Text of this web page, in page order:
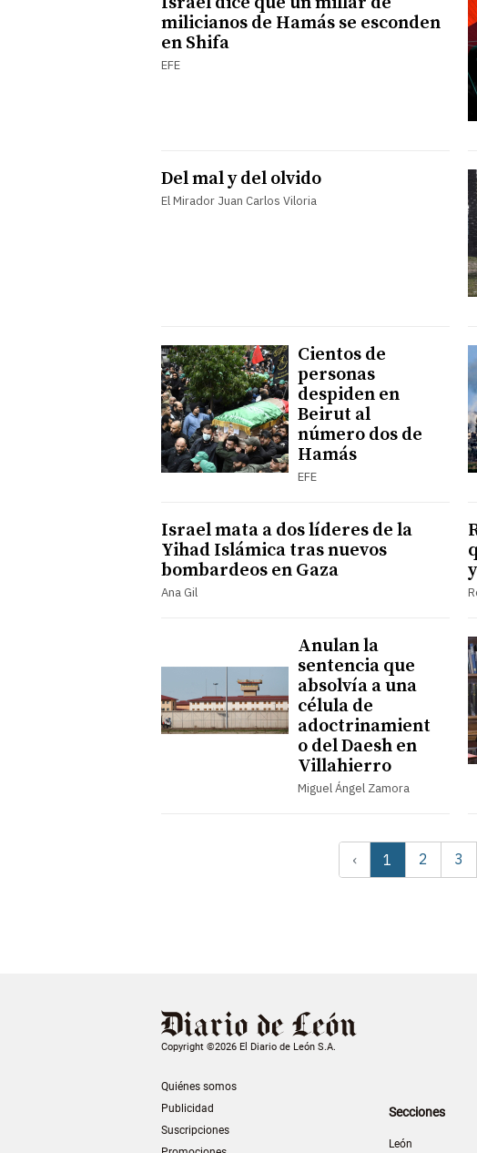
milicianos de Hamás se esconden
en Shifa
EFE
Del mal y del olvido
El Mirador Juan Carlos Viloria
Cientos de
personas
despiden en
Beirut al
número dos de
Hamás
EFE
Israel mata a dos líderes de la
Yihad Islámica tras nuevos
bombardeos en Gaza
Ana Gil
Anulan la
sentencia que
absolvía a una
célula de
adoctrinamient
o del Daesh en
Villahierro
Miguel Ángel Zamora
‹ 1 2 3
Copyright ©2026 El Diario de León S.A.
Quiénes somos
Publicidad
Suscripciones
Secciones
León